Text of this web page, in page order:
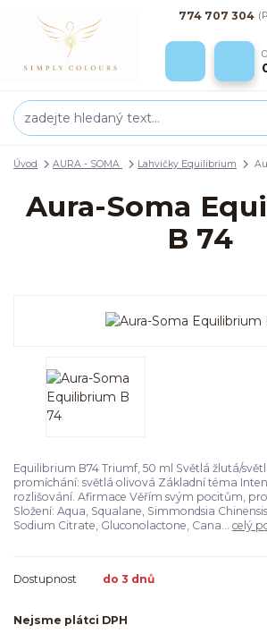
774 707 304
0
Úvod AURA - SOMA Lahvičky Equilibrium
Aura-Soma
B 74
Equilibrium B74 Triumf, 50 ml Světlá žlutá/
promíchání: světlá olivová Základní téma
rozlišování. Afirmace Věřím svým pocitům,
Složení: Aqua, Squalane, Simmondsia
Sodium Citrate, Gluconolactone, Cana... celý
Dostupnost do 3 dnů
Nejsme plátci DPH